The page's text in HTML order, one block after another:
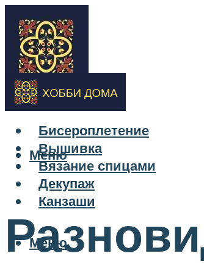
Бисероплетение
Вышивка
Вязание спицами
Декупаж
Канзаши
Меню
Меню